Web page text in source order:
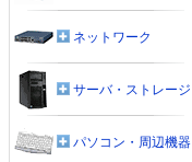
ネットワーク
サーバ・ストレージ
パソコン・周辺機器